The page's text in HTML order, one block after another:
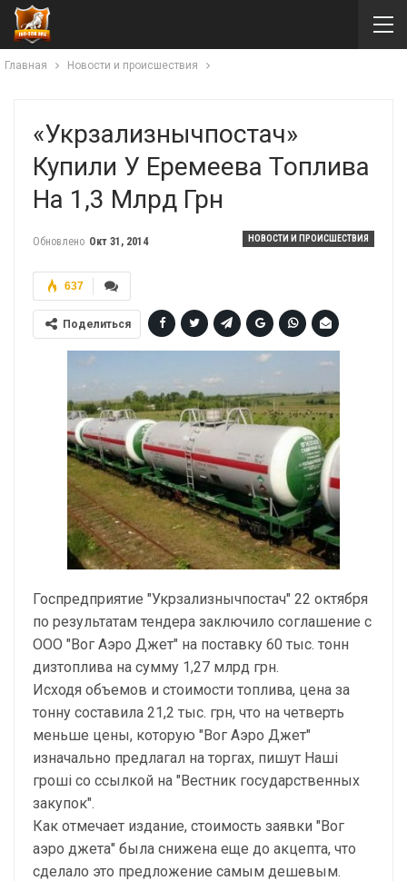
Главная Новости и происшествия
«Укрзализнычпостач»
Купили У Еремеева Топлива
На 1,3 Млрд Грн
НОВОСТИ И ПРОИСШЕСТВИЯ
Обновлено Окт 31, 2014
637
Поделиться
Госпредприятие "Укрзализнычпостач" 22 октября
по результатам тендера заключило соглашение с
ООО "Вог Аэро Джет" на поставку 60 тыс. тонн
дизтоплива на сумму 1,27 млрд грн.
Исходя объемов и стоимости топлива, цена за
тонну составила 21,2 тыс. грн, что на четверть
меньше цены, которую "Вог Аэро Джет"
изначально предлагал на торгах, пишут Наші
гроші со ссылкой на "Вестник государственных
закупок".
Как отмечает издание, стоимость заявки "Вог
аэро джета" была снижена еще до акцепта, что
сделало это предложение самым дешевым.